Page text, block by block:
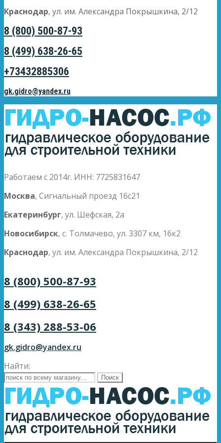
Краснодар, ул. им. Александра Покрышкина, 2/12
8 (800) 500-87-93
8 (499) 638-26-65
+73432885306
gk.gidro@yandex.ru
Работаем с 2014г. ИНН: 7725831647
Москва, Сигнальный проезд 16с21
Екатеринбург, ул. Шефская, 2а
Новосибирск, с. Толмачево, ул. 3307 км, 16к2
Краснодар, ул. им. Александра Покрышкина, 2/12
8 (800) 500-87-93
8 (499) 638-26-65
8 (343) 288-53-06
gk.gidro@yandex.ru
Найти: